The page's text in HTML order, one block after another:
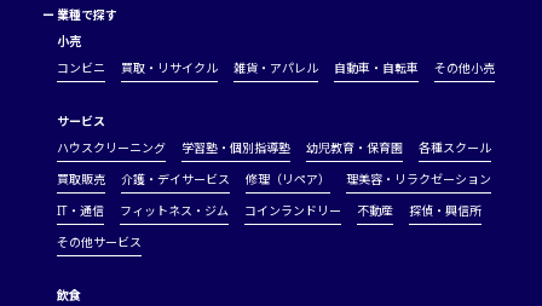
ー 業種で探す
小売
コンビニ
買取・リサイクル 雑貨・アパレル 自動車・自転車 その他小売
サービス
ハウスクリーニング
学習塾・個別指導塾 幼児教育・保育園
各種スクール
買取販売
介護・デイサービス 修理（リペア）
理美容・リラクゼーション
IT・通信
フィットネス・ジム コインランドリー 不動産
探偵・興信所
その他サービス
飲食